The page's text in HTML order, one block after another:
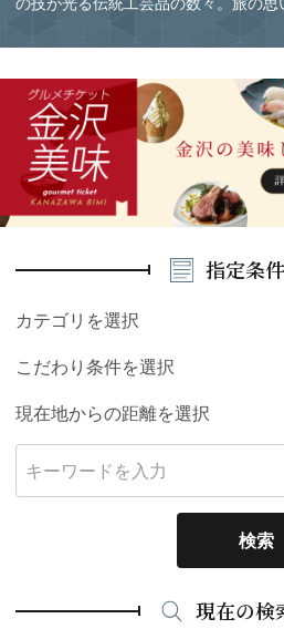
指定条
カテゴリを選択
こだわり条件を選択
現在地からの距離を選択
検索
現在の検